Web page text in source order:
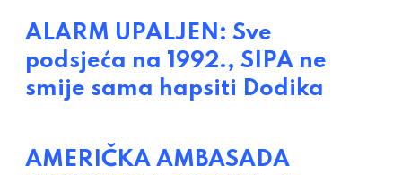
ALARM UPALJEN: Sve
podsjeća na 1992., SIPA ne
smije sama hapsiti Dodika
AMERIČKA AMBASADA